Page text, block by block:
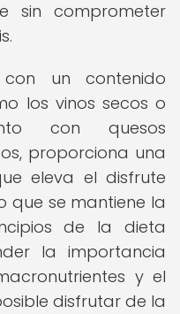
sin comprometer
un contenido
los vinos secos o
con quesos
proporciona una
eleva el disfrute
que se mantiene la
de la dieta
la importancia
y el
disfrutar de la